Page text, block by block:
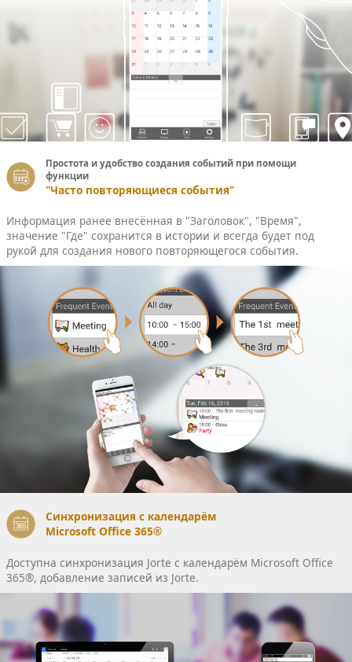
Простота и удобство создания событий при помощи
функции
"Часто повторяющиеся события"
Информация ранее внесённая в "Заголовок", "Время",
значение "Где" сохранится в истории и всегда будет под
рукой для создания нового повторяющегося события.
Синхронизация с календарём
Microsoft Office 365®
Доступна синхронизация Jorte c календарём Microsoft Office
365®, добавление записей из Jorte.